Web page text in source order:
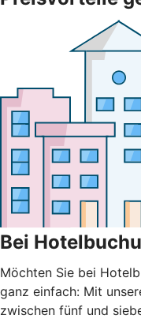
Bei
Möchten Sie bei
ganz einfach: Mit
zwischen fünf und